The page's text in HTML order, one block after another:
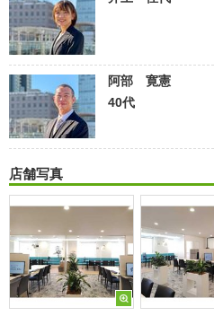
阿部 寛憲
40代
店舗写真